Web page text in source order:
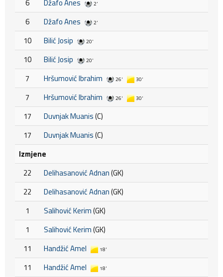
6
Džafo Anes 2'
6 Džafo Anes 2'
10 Bilić Josip 20'
10 Bilić Josip 20'
7 Hršumović Ibrahim 26' 30'
7 Hršumović Ibrahim 26' 30'
17 Duvnjak Muanis(C)
17
Duvnjak Muanis(C)
Izmjene
22
Delihasanović Adnan(GK)
22
Delihasanović Adnan(GK)
1
Salihović Kerim(GK)
1
Salihović Kerim(GK)
11
Handžić Amel 18'
11 Handžić Amel 18'